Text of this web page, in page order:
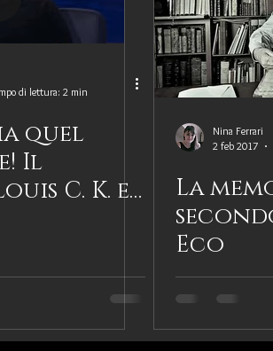
di lettura: 2 min
quel
Il
C. K. e
Nina Ferrari
2 feb 2017
La
Eco